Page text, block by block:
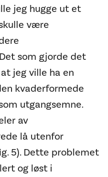
jeg hugge ut et
være
som gjorde det
jeg ville ha en
kvaderformede
utgangsemne.
av
lå utenfor
5). Dette problemet
og løst i